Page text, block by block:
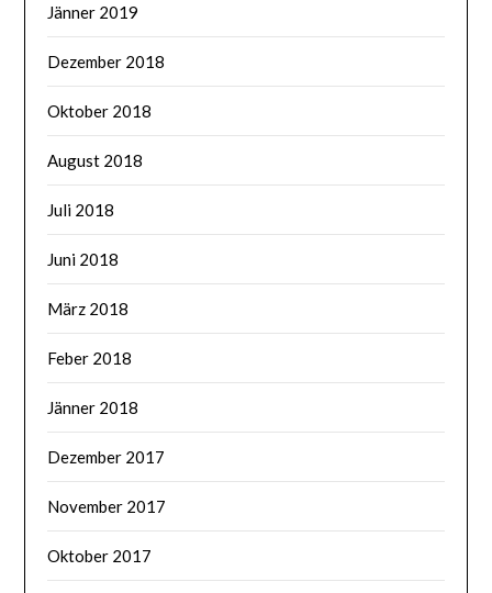
Jänner 2019
Dezember 2018
Oktober 2018
August 2018
Juli 2018
Juni 2018
März 2018
Feber 2018
Jänner 2018
Dezember 2017
November 2017
Oktober 2017